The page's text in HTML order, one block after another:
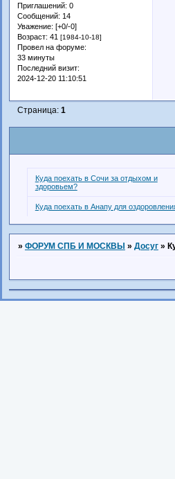
Приглашений: 0
Сообщений: 14
Уважение: [+0/-0]
Возраст: 41 [1984-10-18]
Провел на форуме:
33 минуты
Последний визит:
2024-12-20 11:10:51
Страница: 1
Куда поехать в Сочи за отдыхом и
здоровьем?
Куда поехать в Анапу для
» ФОРУМ СПБ И МОСКВЫ » Досуг »